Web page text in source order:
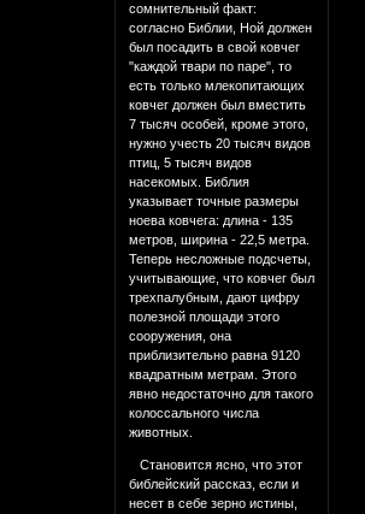
сомнительный факт:
согласно Библии, Ной должен
был посадить в свой ковчег
"каждой твари по паре", то
есть только млекопитающих
ковчег должен был вместить
7 тысяч особей, кроме этого,
нужно учесть 20 тысяч видов
птиц, 5 тысяч видов
насекомых. Библия
указывает точные размеры
ноева ковчега: длина - 135
метров, ширина - 22,5 метра.
Теперь несложные подсчеты,
учитывающие, что ковчег был
трехпалубным, дают цифру
полезной площади этого
сооружения, она
приблизительно равна 9120
квадратным метрам. Этого
явно недостаточно для такого
колоссального числа
животных.
Становится ясно, что этот
библейский рассказ, если и
несет в себе зерно истины,